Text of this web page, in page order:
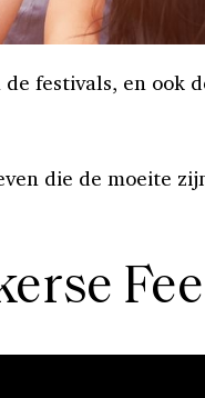
festivals, en ook
die de moeite